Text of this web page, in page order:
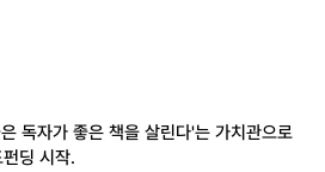
독자가 좋은 책을 살린다'는 가치관으로
딩 시작.